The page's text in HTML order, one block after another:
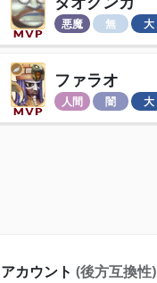
ファラオ
人間 闇 大
悪魔 無 大
アカウント (後方互換性)